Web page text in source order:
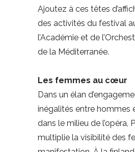
Ajoutez à ces têtes
des activités du festival
l’Académie et de
de la Méditerranée.
Les femmes au cœur
Dans un élan
inégalités entre hommes
dans le milieu de l’opéra,
multiplie la visibilité des